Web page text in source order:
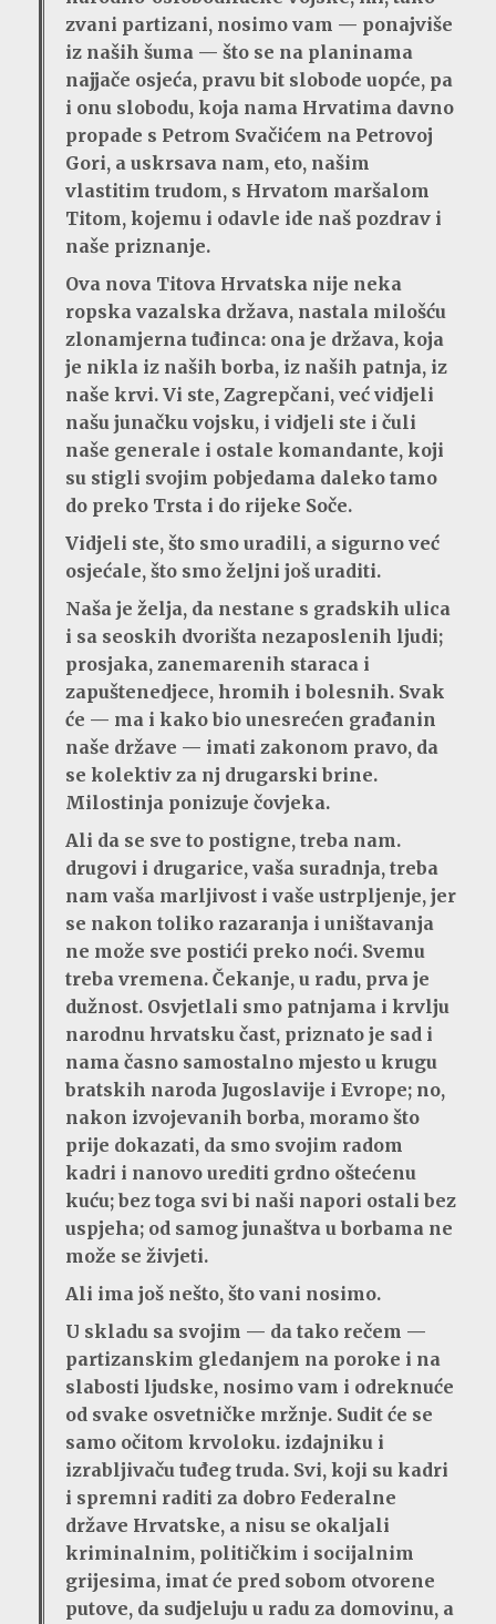
zvani partizani, nosimo vam — ponajviše
iz naših šuma — što se na planinama
najjače osjeća, pravu bit slobode uopće, pa
i onu slobodu, koja nama Hrvatima davno
propade s Petrom Svačićem na Petrovoj
Gori, a uskrsava nam, eto, našim
vlastitim trudom, s Hrvatom maršalom
Titom, kojemu i odavle ide naš pozdrav i
naše priznanje.
Ova nova Titova Hrvatska nije neka
ropska vazalska država, nastala milošću
zlonamjerna tuđinca: ona je država, koja
je nikla iz naših borba, iz naših patnja, iz
naše krvi. Vi ste, Zagrepčani, već vidjeli
našu junačku vojsku, i vidjeli ste i čuli
naše generale i ostale komandante, koji
su stigli svojim pobjedama daleko tamo
do preko Trsta i do rijeke Soče.
Vidjeli ste, što smo uradili, a sigurno već
osjećale, što smo željni još uraditi.
Naša je želja, da nestane s gradskih ulica
i sa seoskih dvorišta nezaposlenih ljudi;
prosjaka, zanemarenih staraca i
zapuštenedjece, hromih i bolesnih. Svak
će — ma i kako bio unesrećen građanin
naše države — imati zakonom pravo, da
se kolektiv za nj drugarski brine.
Milostinja ponizuje čovjeka.
Ali da se sve to postigne, treba nam.
drugovi i drugarice, vaša suradnja, treba
nam vaša marljivost i vaše ustrpljenje, jer
se nakon toliko razaranja i uništavanja
ne može sve postići preko noći. Svemu
treba vremena. Čekanje, u radu, prva je
dužnost. Osvjetlali smo patnjama i krvlju
narodnu hrvatsku čast, priznato je sad i
nama časno samostalno mjesto u krugu
bratskih naroda Jugoslavije i Evrope; no,
nakon izvojevanih borba, moramo što
prije dokazati, da smo svojim radom
kadri i nanovo urediti grdno oštećenu
kuću; bez toga svi bi naši napori ostali bez
uspjeha; od samog junaštva u borbama ne
može se živjeti.
Ali ima još nešto, što vani nosimo.
U skladu sa svojim — da tako rečem —
partizanskim gledanjem na poroke i na
slabosti ljudske, nosimo vam i odreknuće
od svake osvetničke mržnje. Sudit će se
samo očitom krvoloku. izdajniku i
izrabljivaču tuđeg truda. Svi, koji su kadri
i spremni raditi za dobro Federalne
države Hrvatske, a nisu se okaljali
kriminalnim, političkim i socijalnim
grijesima, imat će pred sobom otvorene
putove, da sudjeluju u radu za domovinu, a